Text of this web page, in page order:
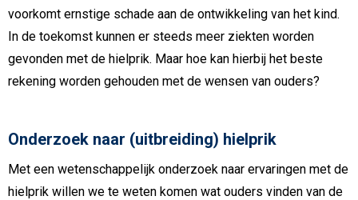
voorkomt ernstige schade aan de ontwikkeling van het kind.
In de toekomst kunnen er steeds meer ziekten worden
gevonden met de hielprik. Maar hoe kan hierbij het beste
rekening worden gehouden met de wensen van ouders?
Onderzoek naar (uitbreiding) hielprik
Met een wetenschappelijk onderzoek naar ervaringen met de
hielprik willen we te weten komen wat ouders vinden van de